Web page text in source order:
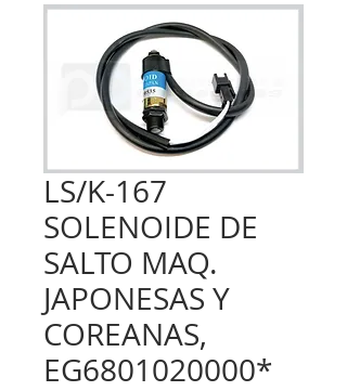
LS/K-167
SOLENOIDE DE
SALTO MAQ.
JAPONESAS Y
COREANAS,
EG6801020000*